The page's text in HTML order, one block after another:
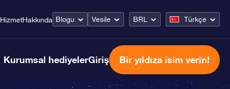
HizmetHakkında Blogu Vesile BRL Türkçe
Kurumsal hediyelerGiriş Bir yıldıza isim verin!